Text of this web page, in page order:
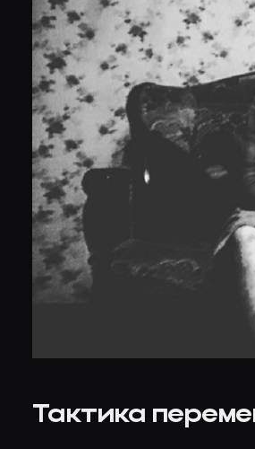
Тактика